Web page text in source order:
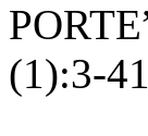
(1):3-